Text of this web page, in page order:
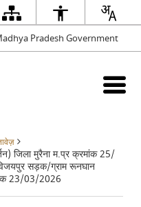
Pradesh Government
जिला मुरैना म.प्र क्रमांक 25/
सड़क/ग्राम रूनघान
23/03/2026